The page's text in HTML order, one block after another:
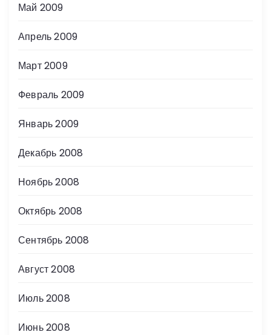
Май 2009
Апрель 2009
Март 2009
Февраль 2009
Январь 2009
Декабрь 2008
Ноябрь 2008
Октябрь 2008
Сентябрь 2008
Август 2008
Июль 2008
Июнь 2008